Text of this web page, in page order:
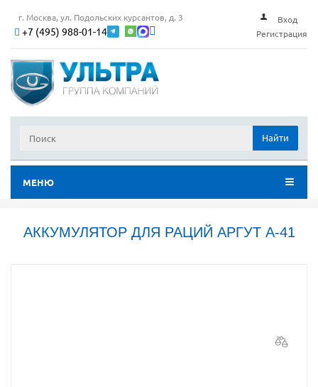
г. Москва, ул. Подольских курсантов, д. 3
+7 (495) 988-01-14
Вход
Регистрация
Найти
МЕНЮ
АККУМУЛЯТОР ДЛЯ РАЦИЙ АРГУТ А-41